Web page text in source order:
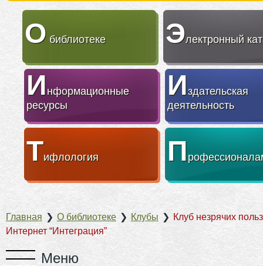
О библиотеке Электронный
Информационные
ресурсы
Издательская
деятельность
Тифлология П
Главная ❯ О библиотеке ❯ Клубы ❯ Клуб незрячих
Интернет “Интеграция”